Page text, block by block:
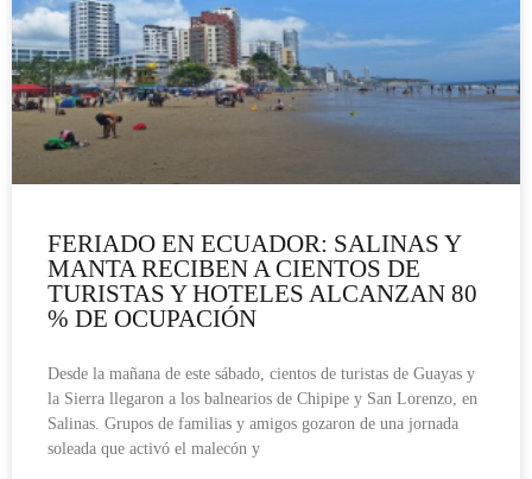
FERIADO EN ECUADOR: SALINAS Y
MANTA RECIBEN A CIENTOS DE
TURISTAS Y HOTELES ALCANZAN 80
% DE OCUPACIÓN
Desde la mañana de este sábado, cientos de turistas de Guayas y
la Sierra llegaron a los balnearios de Chipipe y San Lorenzo, en
Salinas. Grupos de familias y amigos gozaron de una jornada
soleada que activó el malecón y